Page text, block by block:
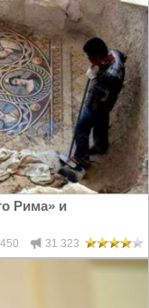
Рима» и
31 323